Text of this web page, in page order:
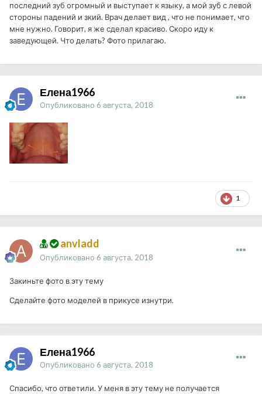
последний зуб огромный и выступает к языку, а мой зуб с левой
стороны падений и зкий. Врач делает вид , что не понимает, что
мне нужно. Говорит, я же сделал красиво. Скоро иду к
заведующей. Что делать? Фото прилагаю.
Елена1966
Опубликовано 6 августа, 2018
1
anvladd
Опубликовано 6 августа, 2018
Закиньте фото в эту тему
Сделайте фото моделей в прикусе изнутри.
Елена1966
Опубликовано 6 августа, 2018
Спасибо, что ответили. У меня в эту тему не получается